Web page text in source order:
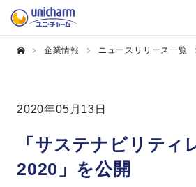
企業情報 ニュースリリース一覧
2020年05月13日
「サステナビリティ
2020」を公開